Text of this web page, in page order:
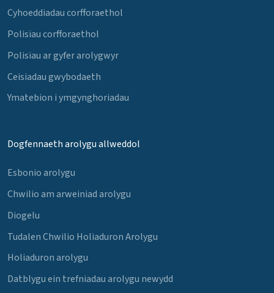
Cyhoeddiadau corfforaethol
Polisïau corfforaethol
Polisïau ar gyfer arolygwyr
Ceisiadau gwybodaeth
Ymatebion i ymgynghoriadau
Dogfennaeth arolygu allweddol
Esbonio arolygu
Chwilio am arweiniad arolygu
Diogelu
Tudalen Chwilio Holiaduron Arolygu
Holiaduron arolygu
Datblygu ein trefniadau arolygu newydd